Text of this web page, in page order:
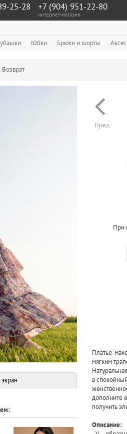
25-28 +7 (904) 951‑22‑80
интернет-магазин
Юбки Брюки и шорты
Возврат
Пред.
При
Платье-
мягким
а
дополните
получить
Описание: